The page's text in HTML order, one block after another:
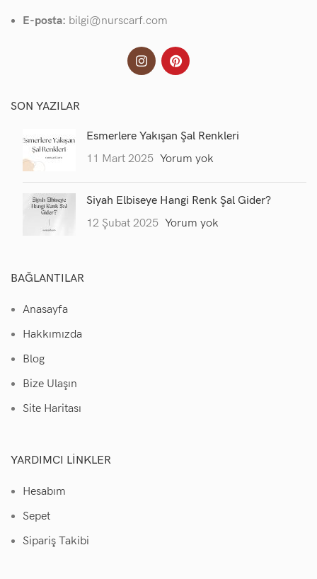
E-posta: bilgi@nurscarf.com
SON YAZILAR
Esmerlere Yakışan Şal Renkleri
11 Mart 2025 Yorum yok
Siyah Elbiseye Hangi Renk Şal Gider?
12 Şubat 2025 Yorum yok
BAĞLANTILAR
Anasayfa
Hakkımızda
Blog
Bize Ulaşın
Site Haritası
YARDIMCI LINKLER
Hesabım
Sepet
Sipariş Takibi